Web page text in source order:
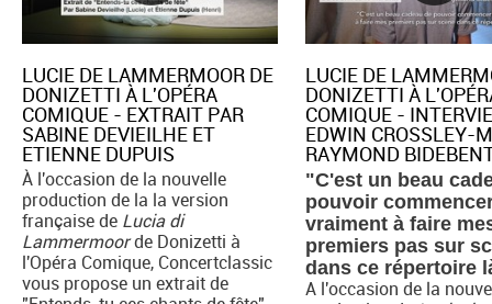
LUCIE DE LAMMERMOOR DE
DONIZETTI À L'OPÉRA
COMIQUE - EXTRAIT PAR
SABINE DEVIEILHE ET
ETIENNE DUPUIS
À l'occasion de la nouvelle
production de la la version
française de Lucia di
Lammermoorde Donizetti à
l'Opéra Comique, Concertclassic
vous propose un extrait de
LUCIE DE
DONIZETTI À
COMIQUE -
EDWIN CROSSLEY-
RAYMOND
"C'est un beau
pouvoir
vraiment à faire
premiers pas sur
dans ce répertoire
A l'occasion de la